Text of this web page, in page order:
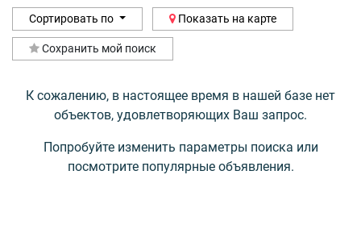
Сортировать по Показать на карте
Сохранить мой поиск
К сожалению, в настоящее время в нашей базе нет
объектов, удовлетворяющих Ваш запрос.
Попробуйте изменить параметры поиска или
посмотрите популярные объявления.